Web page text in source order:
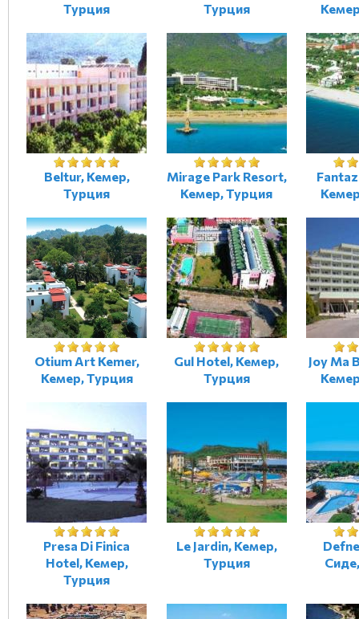
Турция
Турция
Beltur, Кемер,
Турция
Mirage Park Resort,
Кемер, Турция
Otium Art Kemer,
Кемер, Турция
Gul Hotel, Кемер,
Турция
Joy Ma
Presa Di Finica
Hotel, Кемер,
Турция
Le Jardin, Кемер,
Турция